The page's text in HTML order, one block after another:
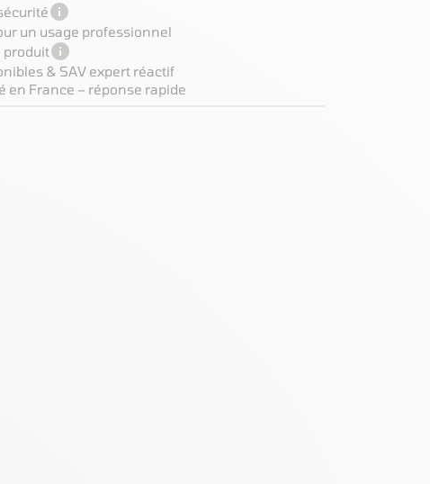

un usage professionnel
produit
& SAV expert réactif
en France – réponse rapide